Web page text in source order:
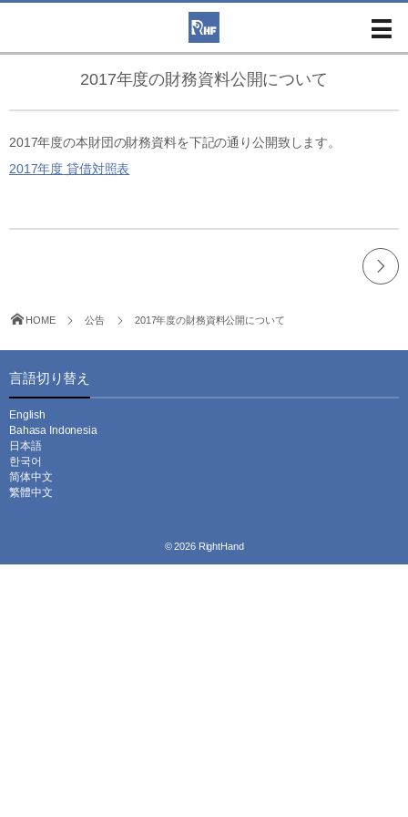
2017年度の財務資料公開について
2017年度の本財団の財務資料を下記の通り公開致します。
2017年度 貸借対照表
HOME 公告 2017年度の財務資料公開について
言語切り替え
English
Bahasa Indonesia
日本語
한국어
简体中文
繁體中文
© 2026 RightHand